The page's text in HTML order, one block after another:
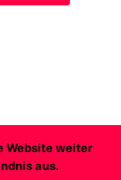
Website weiter
aus.